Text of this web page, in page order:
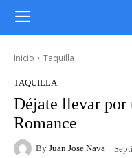
Inicio Taquilla
TAQUILLA
Déjate llevar por
Romance
By Juan Jose Nava